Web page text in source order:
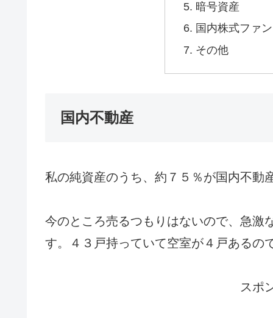
暗号資産
国内株式ファ
その他
国内不動産
私の純資産のうち、約７５％が国内不動
今のところ売るつもりはないので、急激
す。４３戸持っていて空室が４戸あるの
スポ